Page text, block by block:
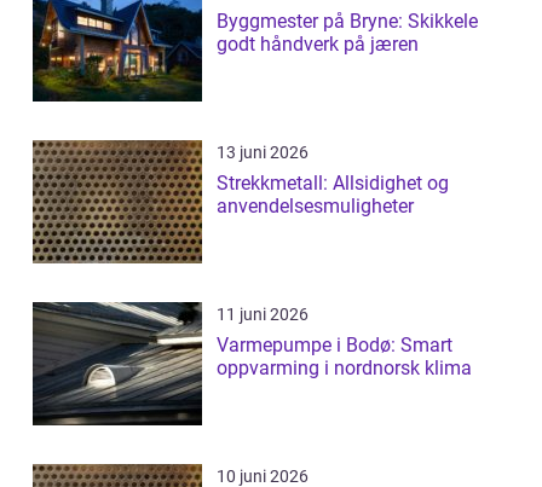
Byggmester på Bryne: Skikkele
godt håndverk på jæren
13 juni 2026
Strekkmetall: Allsidighet og
anvendelsesmuligheter
11 juni 2026
Varmepumpe i Bodø: Smart
oppvarming i nordnorsk klima
10 juni 2026